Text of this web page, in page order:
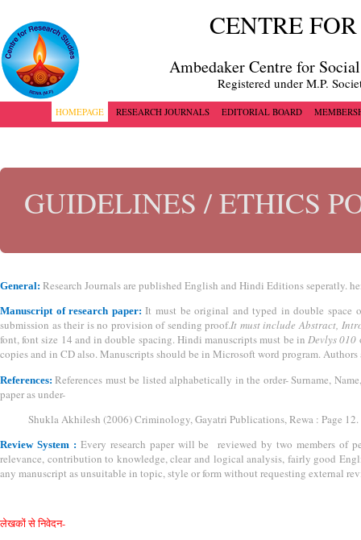
CENTRE
Ambedaker Centre for
Registered under M.P.
EDITORIAL BOARD
RESEARCH JOURNALS
HOMEPAGE
GUIDELINES / ETHICS
General: Research Journals are published English and Hindi Editions seperatly.
Manuscript of research paper:It must be original and typed in double space
submission as their is no provision of sending proof.It must include Abstract,
font, font size 14 and in double spacing. Hindi manuscripts must be inDevlys 010
copies and in CD also. Manuscripts should be in Microsoft word program.
References: References must be listed alphabetically in the order- Surname,
paper as under-
Shukla Akhilesh (2006) Criminology, Gayatri Publications, Rewa : Page 12.
Review System : Every research paper will be reviewed by two members of
relevance, contribution to knowledge, clear and logical analysis, fairly good
any manuscript as unsuitable in topic, style or form without requesting external
लेखकोंसेनिवेदन-